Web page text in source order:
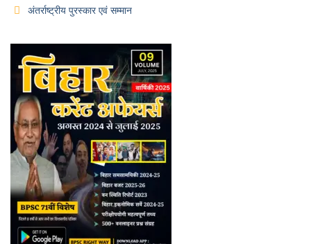
अंतर्राष्ट्रीय पुरस्कार एवं सम्मान